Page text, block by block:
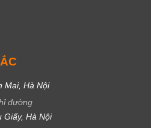
Mai, Hà Nội
đường
Giấy, Hà Nội